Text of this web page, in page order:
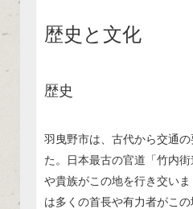
歴史と文化
歴史
羽曳野市は、古代から交通
た。日本最古の官道「竹内
や貴族がこの地を行き交い
は多くの首長や有力者がこ